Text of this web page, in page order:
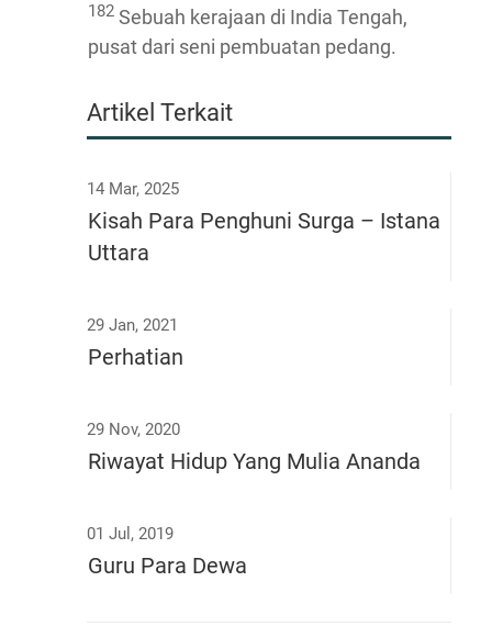
182 Sebuah kerajaan di India Tengah,
pusat dari seni pembuatan pedang.
Artikel Terkait
14 Mar, 2025
Kisah Para Penghuni Surga – Istana
Uttara
29 Jan, 2021
Perhatian
29 Nov, 2020
Riwayat Hidup Yang Mulia Ananda
01 Jul, 2019
Guru Para Dewa